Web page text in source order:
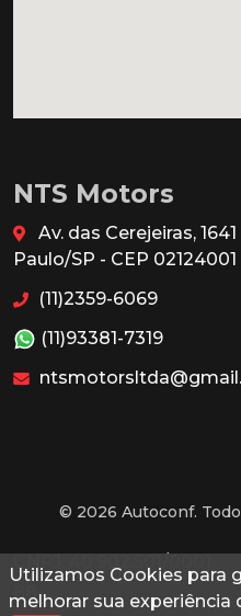
Utilizamos Cookies para
melhorar sua experiência
NTS Motors
Av. das Cerejeiras,
Paulo/SP - CEP 02124001
(11)2359-6069
(11)93381-7319
© 2026 Autoconf.